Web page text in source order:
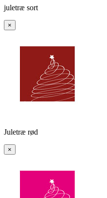
juletræ sort
×
Juletræ rød
×